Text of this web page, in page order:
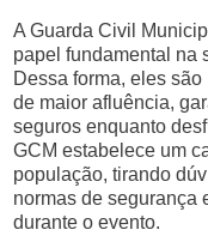
A Guarda Civil
papel fundamental na
Dessa forma, eles
de maior afluência,
seguros enquanto
GCM estabelece um
população, tirando
normas de segurança
durante o evento.